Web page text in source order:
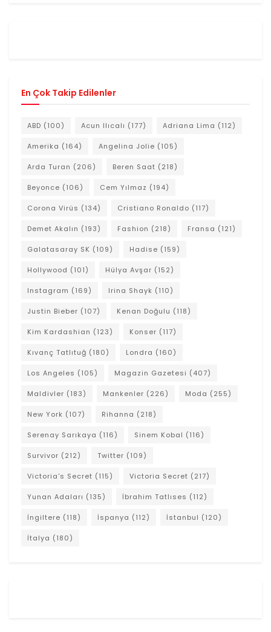
En Çok Takip Edilenler
ABD (100) Acun Ilıcalı (177) Adriana Lima (112)
Amerika (164) Angelina Jolie (105)
Arda Turan (206) Beren Saat (218)
Beyonce (106) Cem Yılmaz (194)
Corona Virüs (134) Cristiano Ronaldo (117)
Demet Akalın (193) Fashion (218) Fransa (121)
Galatasaray SK (109) Hadise (159)
Hollywood (101) Hülya Avşar (152)
Instagram (169) Irina Shayk (110)
Justin Bieber (107) Kenan Doğulu (118)
Kim Kardashian (123) Konser (117)
Kıvanç Tatlıtuğ (180) Londra (160)
Los Angeles (105) Magazin Gazetesi (407)
Maldivler (183) Mankenler (226) Moda (255)
New York (107) Rihanna (218)
Serenay Sarıkaya (116) Sinem Kobal (116)
Survivor (212) Twitter (109)
Victoria's Secret (115) Victoria Secret (217)
Yunan Adaları (135) İbrahim Tatlıses (112)
İngiltere (118) İspanya (112) İstanbul (120)
İtalya (180)